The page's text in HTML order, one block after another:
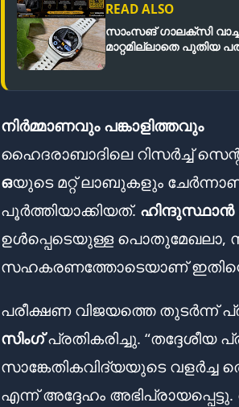
READ ALSO
സാംസങ് ഗാലക്സി
മാറ്റമില്ലാതെ പുതിയ
നിർമ്മാണവും പങ്കാളിത്തവും
ഹൈദരാബാദിലെ റിസർച്ച്
ഒയുടെ മറ്റ് ലാബുകളും
പൂർത്തിയാക്കിയത്. ഹിന്ദുസ്ഥാൻ
ഉൾപ്പെടെയുള്ള
സഹകരണത്തോടെയാണ് ഇതിന്റെ
പരീക്ഷണ വിജയത്തെ തുടർന്ന്
സിംഗ്പ്രതികരിച്ചു. “തദ്ദേശീയ
സാങ്കേതികവിദ്യയുടെ വളർച്ച
എന്ന് അദ്ദേഹം